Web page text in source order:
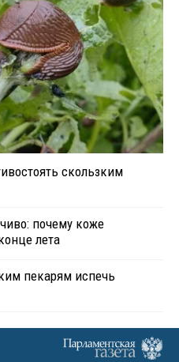
скользким
почему коже
лета
пекарям испечь